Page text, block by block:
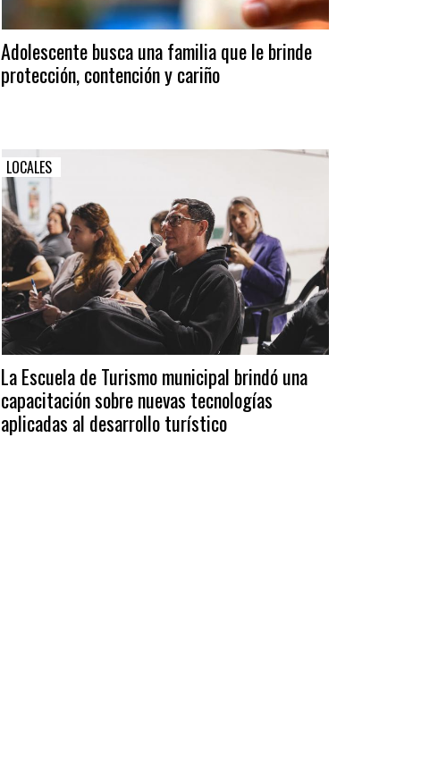
Adolescente busca una familia que le brinde
protección, contención y cariño
LOCALES
La Escuela de Turismo municipal brindó una
capacitación sobre nuevas tecnologías
aplicadas al desarrollo turístico